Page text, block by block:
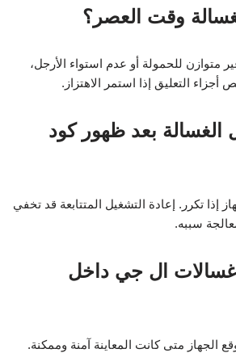
وقت العصر؟
متوازن للحمولة أو عدم استواء الأرجل،
أجزاء التعليق إذا استمر الاهتزاز.
الغسالة بعد ظهور كود
إذا تكرر. إعادة التشغيل المتتابعة قد تخفي
سببه.
غسالات ال جي داخل
الجهاز متى كانت المعاينة آمنة وممكنة.